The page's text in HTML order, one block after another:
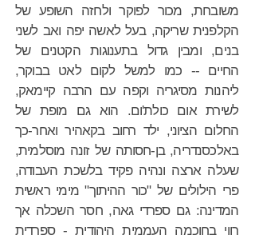
משובחת, מכור לפוקר ולחזה השופע של
הקלפנית שריקה, בעל לאשה יפה ואב לשני
בנים, ומבין גדול בתענוגות הקטנים של
החיים -- כמו למשל לקום לאט בבוקר,
ליהנות מסיגריה וקפה עם הרבה קיימאק,
לשירת אום כולת'ום. הוא גם מופת של
החלום הציוני, ילד רחוב בקאהיר ואחר-כך
באלכסנדריה, בן-חסותה של זונה מוסלמית,
שעלה ארצה ונהיה פקיד בלשכת העבודה,
פרי הילולים של "כור ההיתוך" מימי ראשית
המדינה: גם ספרדי גאה, חסר השכלה אך
רווי בחוכמה העממית היהודית - ספרדית